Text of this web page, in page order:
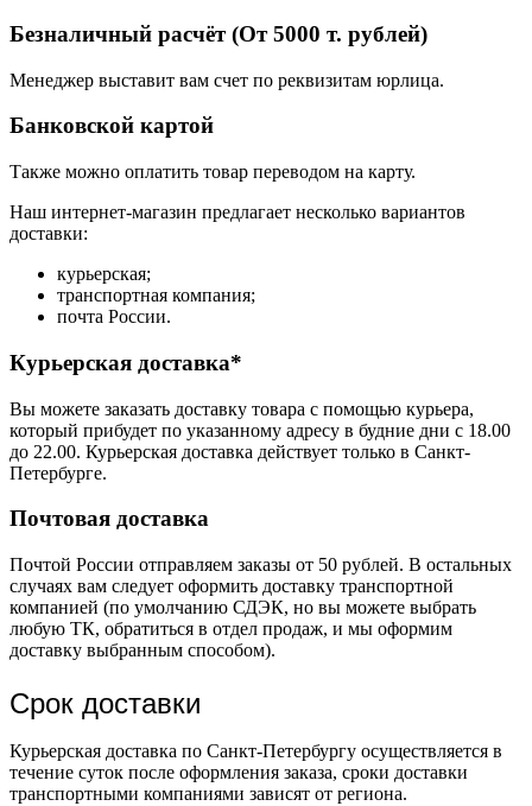
Безналичный расчёт (От 5000 т. рублей)
Менеджер выставит вам счет по реквизитам юрлица.
Банковской картой
Также можно оплатить товар переводом на карту.
Наш интернет-магазин предлагает несколько вариантов
доставки:
курьерская;
транспортная компания;
почта России.
Курьерская доставка*
Вы можете заказать доставку товара с помощью курьера,
который прибудет по указанному адресу в будние дни с 18.00
до 22.00. Курьерская доставка действует только в Санкт-
Петербурге.
Почтовая доставка
Почтой России отправляем заказы от 50 рублей. В остальных
случаях вам следует оформить доставку транспортной
компанией (по умолчанию СДЭК, но вы можете выбрать
любую ТК, обратиться в отдел продаж, и мы оформим
доставку выбранным способом).
Срок доставки
Курьерская доставка по Санкт-Петербургу осуществляется в
течение суток после оформления заказа, сроки доставки
транспортными компаниями зависят от региона.